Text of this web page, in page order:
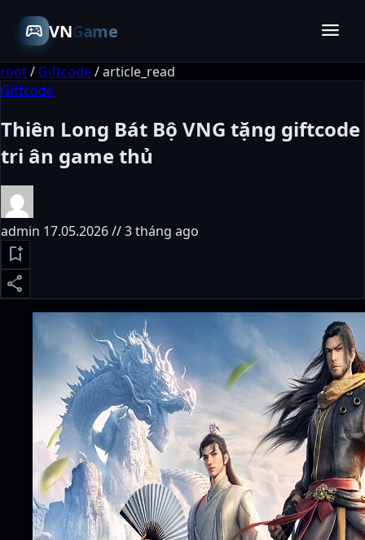
sports_esports VNGame menu
root/ Giftcode/article_read
Giftcode
Thiên Long Bát Bộ VNG tặng giftcode
tri ân game thủ
admin 17.05.2026 // 3 tháng ago
bookmark_add
share